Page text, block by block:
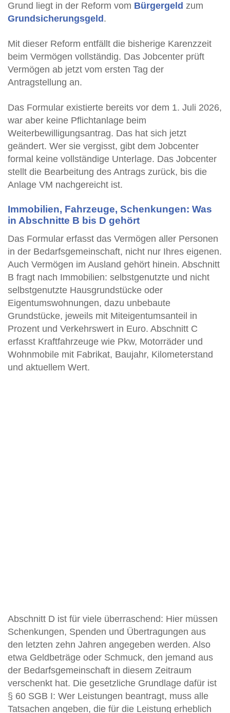
Grund liegt in der Reform vom Bürgergeld zum
Grundsicherungsgeld .
Mit dieser Reform entfällt die bisherige Karenzzeit
beim Vermögen vollständig. Das Jobcenter prüft
Vermögen ab jetzt vom ersten Tag der
Antragstellung an.
Das Formular existierte bereits vor dem 1. Juli 2026,
war aber keine Pflichtanlage beim
Weiterbewilligungsantrag. Das hat sich jetzt
geändert. Wer sie vergisst, gibt dem Jobcenter
formal keine vollständige Unterlage. Das Jobcenter
stellt die Bearbeitung des Antrags zurück, bis die
Anlage VM nachgereicht ist.
Immobilien, Fahrzeuge, Schenkungen: Was
in Abschnitte B bis D gehört
Das Formular erfasst das Vermögen aller Personen
in der Bedarfsgemeinschaft, nicht nur Ihres eigenen.
Auch Vermögen im Ausland gehört hinein. Abschnitt
B fragt nach Immobilien: selbstgenutzte und nicht
selbstgenutzte Hausgrundstücke oder
Eigentumswohnungen, dazu unbebaute
Grundstücke, jeweils mit Miteigentumsanteil in
Prozent und Verkehrswert in Euro. Abschnitt C
erfasst Kraftfahrzeuge wie Pkw, Motorräder und
Wohnmobile mit Fabrikat, Baujahr, Kilometerstand
und aktuellem Wert.
Abschnitt D ist für viele überraschend: Hier müssen
Schenkungen, Spenden und Übertragungen aus
den letzten zehn Jahren angegeben werden. Also
etwa Geldbeträge oder Schmuck, den jemand aus
der Bedarfsgemeinschaft in diesem Zeitraum
verschenkt hat. Die gesetzliche Grundlage dafür ist
§ 60 SGB I: Wer Leistungen beantragt, muss alle
Tatsachen angeben, die für die Leistung erheblich